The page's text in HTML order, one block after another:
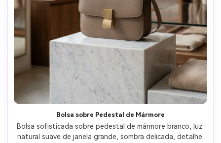
Bolsa sobre Pedestal de Mármore
Bolsa sofisticada sobre pedestal de mármore branco, luz
natural suave de janela grande, sombra delicada, detalhe